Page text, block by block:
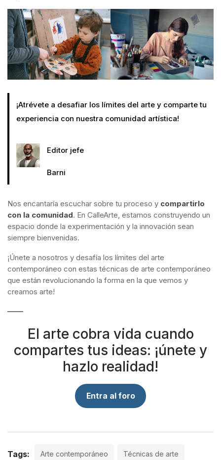
¡Atrévete a desafiar los límites del arte y comparte tu
experiencia con nuestra comunidad artística!
Editor jefe
Barni
Nos encantaría escuchar sobre tu proceso y compartirlo
con la comunidad. En CalleArte, estamos construyendo un
espacio donde la experimentación y la innovación sean
siempre bienvenidas.
¡Únete a nosotros y desafía los límites del arte
contemporáneo con estas técnicas de arte contemporáneo
que están revolucionando la forma en la que vemos y
creamos arte!
El arte cobra vida cuando
compartes tus ideas: ¡únete y
hazlo realidad!
Entra al foro
Tags: Arte contemporáneo Técnicas de arte